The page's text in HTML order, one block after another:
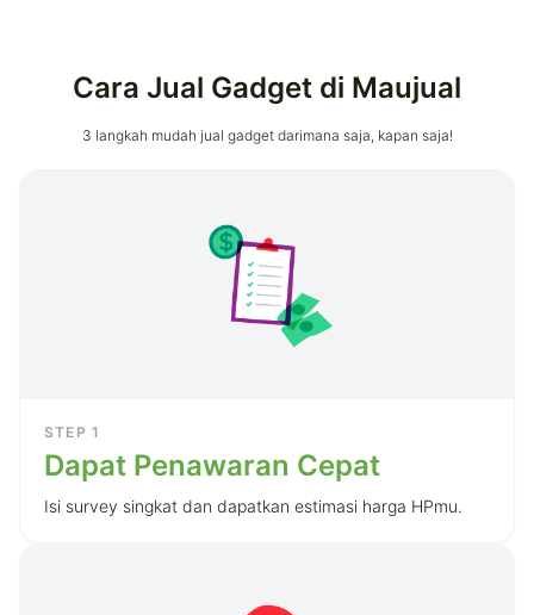
Cara Jual Gadget di Maujual
3 langkah mudah jual gadget darimana saja, kapan saja!
STEP 1
Dapat Penawaran Cepat
Isi survey singkat dan dapatkan estimasi harga HPmu.